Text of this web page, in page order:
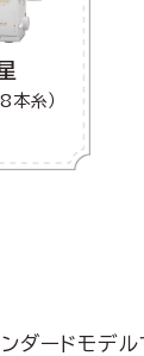
本糸）
ダードモデル